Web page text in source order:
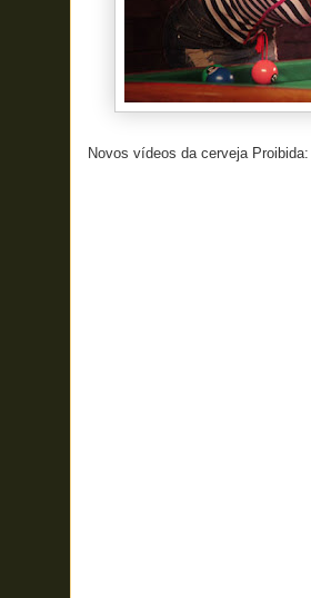
Novos vídeos da cerveja Proibida: